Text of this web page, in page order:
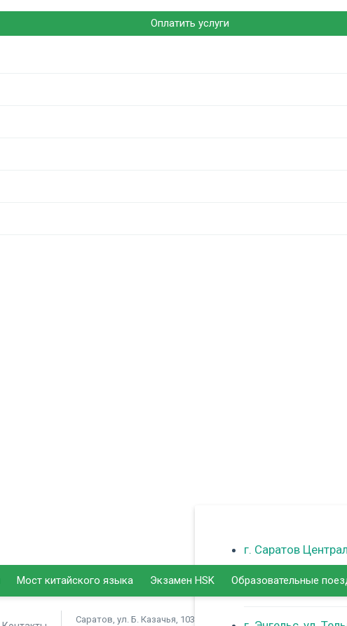
Оплатить услуги
Саратов, ул. Б. Казачья, 103
г. Саратов
г. Балаково
Мост китайского языка Экзамен HSK Образовательные